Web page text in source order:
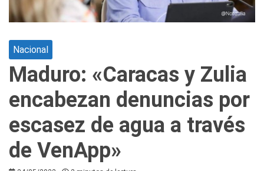
Nacional
Maduro: «Caracas y Zulia
encabezan denuncias por
escasez de agua a través
de VenApp»